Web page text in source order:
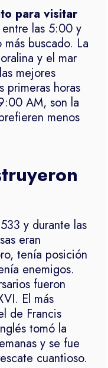
para visitar
las 5:00 y
buscado. La
y el mar
mejores
primeras horas
AM, son la
menos
y durante las
eran
tenía posición
enemigos.
fueron
El más
de Francis
tomó la
y se fue
cuantioso.